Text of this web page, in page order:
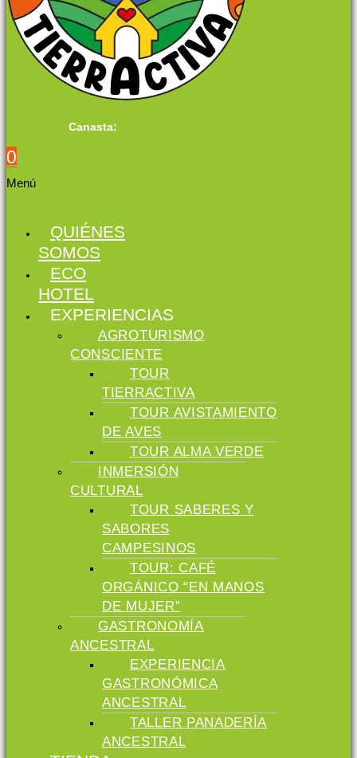
Canasta:
0
Menú
QUIÉNES
SOMOS
ECO
HOTEL
EXPERIENCIAS
AGROTURISMO
CONSCIENTE
TOUR
TIERRACTIVA
TOUR AVISTAMIENTO
DE AVES
TOUR ALMA VERDE
INMERSIÓN
CULTURAL
TOUR SABERES Y
SABORES
CAMPESINOS
TOUR: CAFÉ
ORGÁNICO “EN MANOS
DE MUJER”
GASTRONOMÍA
ANCESTRAL
EXPERIENCIA
GASTRONÓMICA
ANCESTRAL
TALLER PANADERÍA
ANCESTRAL